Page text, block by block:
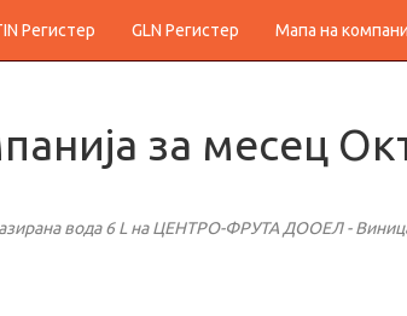
Регистер GLN Регистер Мапа на
за месец
вода 6 L на ЦЕНТРО-ФРУТА ДООЕЛ -